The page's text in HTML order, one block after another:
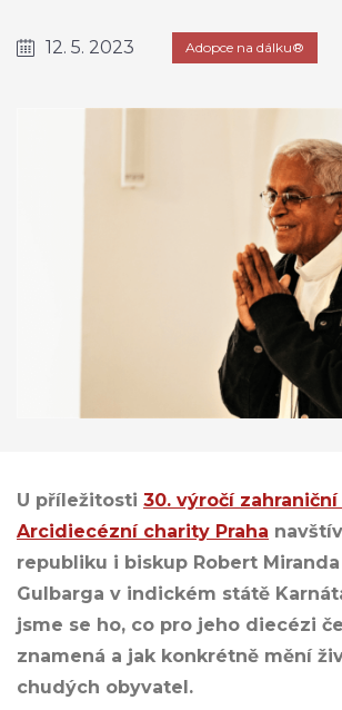
12. 5. 2023 Adopce na dálku®
U příležitosti 30. výročí
Arcidiecézní charity Praha
republiku i biskup Robert
Gulbarga v indickém státě
jsme se ho, co pro jeho diecézi
znamená a jak konkrétně mění
chudých obyvatel.